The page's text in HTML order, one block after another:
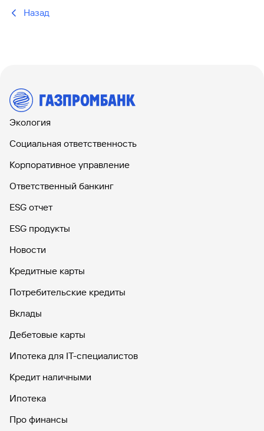
Назад
Экология
Социальная ответственность
Корпоративное управление
Ответственный банкинг
ESG отчет
ESG продукты
Новости
Кредитные карты
Потребительские кредиты
Вклады
Дебетовые карты
Ипотека для IT-специалистов
Кредит наличными
Ипотека
Про финансы